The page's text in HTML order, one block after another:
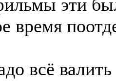
эти
время
всё